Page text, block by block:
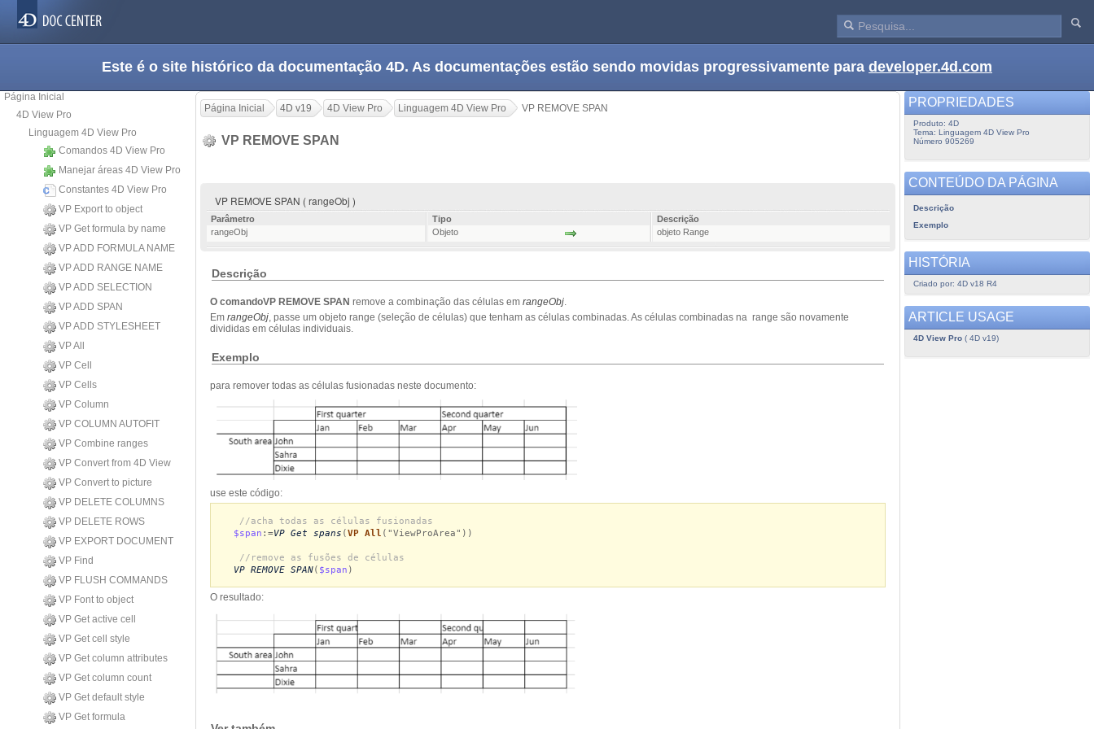
Este é o site histórico da documentação 4D. As documentações estão sendo movidas progressivamente para developer.4d.com
Página Inicial
4D View Pro
Linguagem 4D View Pro
Comandos 4D View Pro
Manejar áreas 4D View Pro
Constantes 4D View Pro
VP Export to object
VP Get formula by name
VP ADD FORMULA NAME
VP ADD RANGE NAME
VP ADD SELECTION
VP ADD SPAN
VP ADD STYLESHEET
VP All
VP Cell
VP Cells
VP Column
VP COLUMN AUTOFIT
VP Combine ranges
VP Convert from 4D View
VP Convert to picture
VP DELETE COLUMNS
VP DELETE ROWS
VP EXPORT DOCUMENT
VP Find
VP FLUSH COMMANDS
VP Font to object
VP Get active cell
VP Get cell style
VP Get column attributes
VP Get column count
VP Get default style
VP Get formula
Página Inicial 4D v19 4D View Pro Linguagem 4D View Pro VP REMOVE SPAN
VP REMOVE SPAN
VP REMOVE SPAN ( rangeObj )
Parâmetro Tipo
Descrição
rangeObj
Objeto objeto Range
Descrição
O comandoVP REMOVE SPAN remove a combinação das células em rangeObj.
Em rangeObj, passe um objeto range (seleção de células) que tenham as células combinadas. As células combinadas na range são novamente
divididas em células individuais.
Exemplo
para remover todas as células fusionadas neste documento:
use este código:
//acha todas as células fusionadas
$span :=VP Get spans (VP All ("ViewProArea"))
//remove as fusões de células
VP REMOVE SPAN( $span )
O resultado:
PROPRIEDADES
Produto: 4D
Tema: Linguagem 4D View Pro
Número 905269
CONTEÚDO DA PÁGINA
Descrição
Exemplo
HISTÓRIA
Criado por: 4D v18 R4
ARTICLE USAGE
4D View Pro( 4D v19)